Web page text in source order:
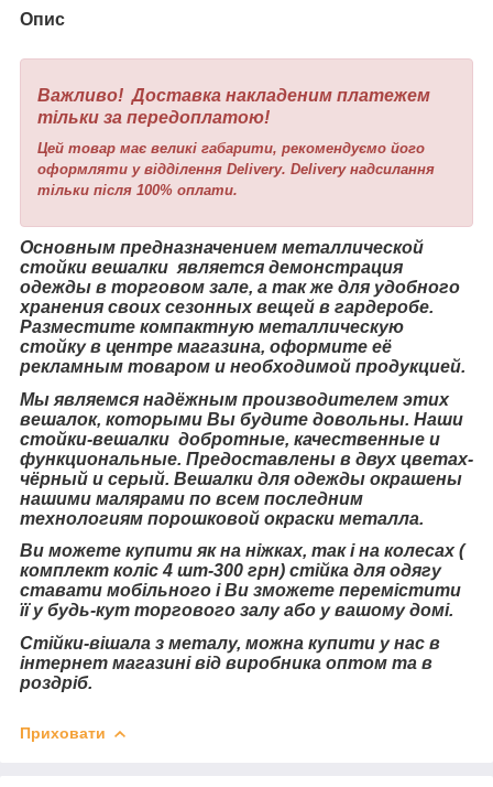
Опис
Важливо! Доставка накладеним платежем
тільки за передоплатою!
Цей товар має великі габарити, рекомендуємо його
оформляти у відділення Delivery. Delivery надсилання
тільки після 100% оплати.
Основным предназначением металлической
стойки вешалки является демонстрация
одежды в торговом зале, а так же для удобного
хранения своих сезонных вещей в гардеробе.
Разместите компактную металлическую
стойку в центре магазина, оформите её
рекламным товаром и необходимой продукцией.
Мы являемся надёжным производителем этих
вешалок, которыми Вы будите довольны. Наши
стойки-вешалки добротные, качественные и
функциональные. Предоставлены в двух цветах-
чёрный и серый. Вешалки для одежды окрашены
нашими малярами по всем последним
технологиям порошковой окраски металла.
Ви можете купити як на ніжках, так і на колесах (
комплект коліс 4 шт-300 грн) стійка для одягу
ставати мобільного і Ви зможете перемістити
її у будь-кут торгового залу або у вашому домі.
Стійки-вішала з металу, можна купити у нас в
інтернет магазині від виробника оптом та в
роздріб.
Приховати